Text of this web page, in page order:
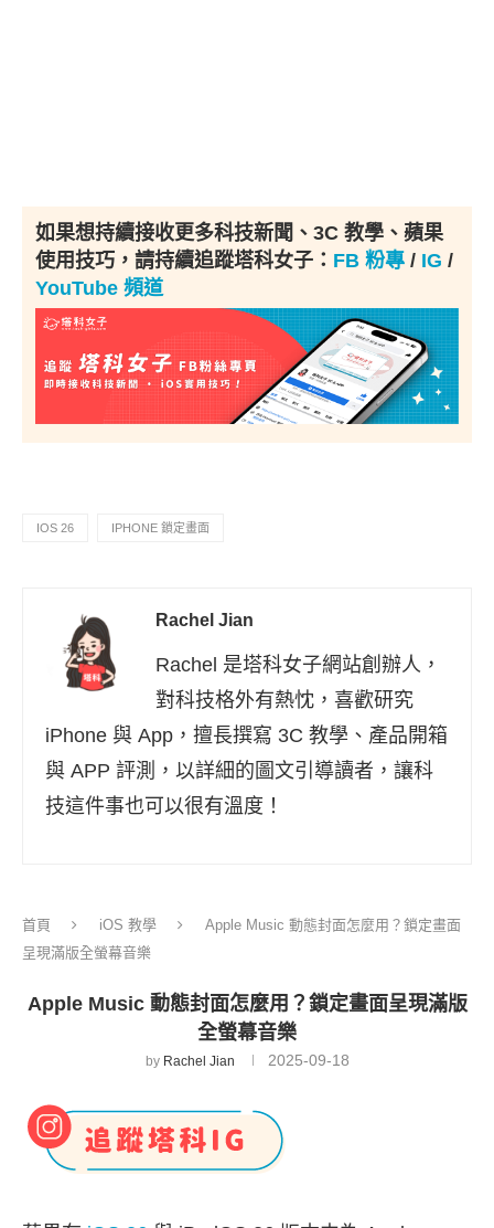
如果想持續接收更多科技新聞、3C 教學、蘋果
使用技巧，請持續追蹤塔科女子： FB 粉專 / IG /
YouTube 頻道
IOS 26 IPHONE 鎖定畫面
Rachel Jian
Rachel 是塔科女子網站創辦人，
對科技格外有熱忱，喜歡研究
iPhone 與 App，擅長撰寫 3C 教學、產品開箱
與 APP 評測，以詳細的圖文引導讀者，讓科
技這件事也可以很有溫度！
首頁 iOS 教學
Apple Music 動態封面怎麼用？鎖定畫面
呈現滿版全螢幕音樂
Apple Music 動態封面怎麼用？鎖定畫面呈現滿版
全螢幕音樂
by Rachel Jian 2025-09-18